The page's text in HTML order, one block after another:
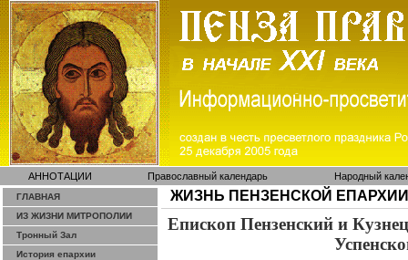
АННОТАЦИИ Православный календарь Народный
ГЛАВНАЯ
ИЗ ЖИЗНИ МИТРОПОЛИИ
Тронный Зал
История епархии
ЖИЗНЬ ПЕНЗЕНСКОЙ ЕПАРХИИ
Епископ Пензенский и